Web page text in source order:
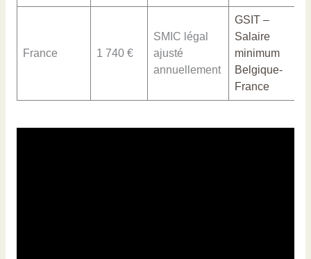
France 1 740 €
SMIC légal
ajusté
annuellement
GSIT –
Salaire
minimum
Belgique-
France